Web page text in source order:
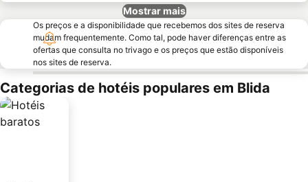
Mostrar mais
Os preços e a disponibilidade que recebemos dos sites de reserva
mudam frequentemente. Como tal, pode haver diferenças entre as
ofertas que consulta no trivago e os preços que estão disponíveis
nos sites de reserva.
Categorias de hotéis populares em Blida